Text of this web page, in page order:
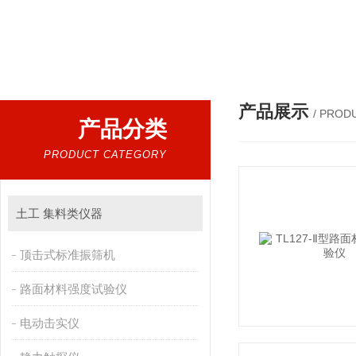
产品分类
PRODUCT CATEGORY
土工 集料类仪器
顶击式标准振筛机
路面材料强度试验仪
电动击实仪
产品展示 /